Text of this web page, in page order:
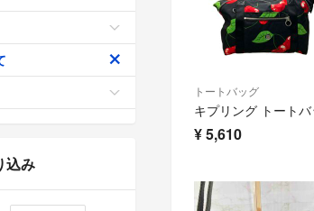
トートバッグ
¥5,610
込み